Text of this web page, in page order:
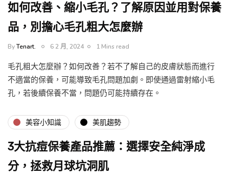
如何改善、縮小毛孔？了解原因並用對保養
品，別擔心毛孔粗大怎麼辦
ByTenart. 6 2 月, 2024 1 Mins read
毛孔粗大怎麼辦？如何改善？若不了解自己的皮膚狀態而進行
不適當的保養，可能導致毛孔問題加劇。即使通過雷射縮小毛
孔，若後續保養不當，問題仍可能持續存在。
美容小知識 美肌趨勢
3大抗痘保養產品推薦：選擇安全純淨成
分，拯救月球坑洞肌